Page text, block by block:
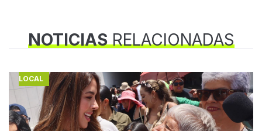
NOTICIASRELACIONADAS
LOCAL